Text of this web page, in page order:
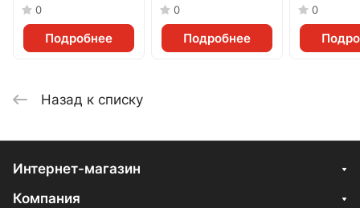
0
Подробнее
0
Подробнее
0
Назад к списку
Интернет-магазин
Компания